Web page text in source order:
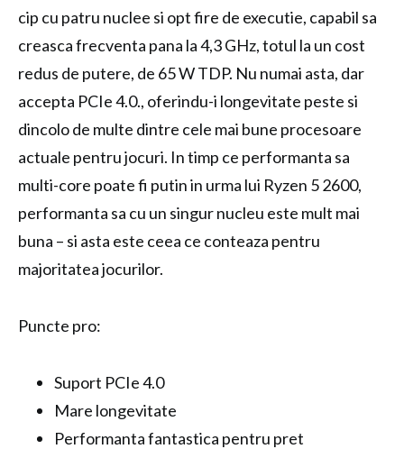
cip cu patru nuclee si opt fire de executie, capabil sa
creasca frecventa pana la 4,3 GHz, totul la un cost
redus de putere, de 65 W TDP. Nu numai asta, dar
accepta PCIe 4.0., oferindu-i longevitate peste si
dincolo de multe dintre cele mai bune procesoare
actuale pentru jocuri. In timp ce performanta sa
multi-core poate fi putin in urma lui Ryzen 5 2600,
performanta sa cu un singur nucleu este mult mai
buna – si asta este ceea ce conteaza pentru
majoritatea jocurilor.
Puncte pro:
Suport PCIe 4.0
Mare longevitate
Performanta fantastica pentru pret